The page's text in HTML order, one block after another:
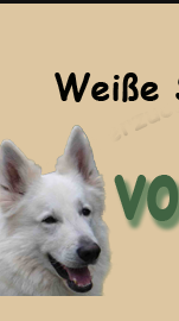
Berger Blanc Suisse